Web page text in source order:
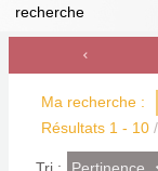
recherche
Ma recherche :
Résultats 1 - 10
(Effet
Pertinence